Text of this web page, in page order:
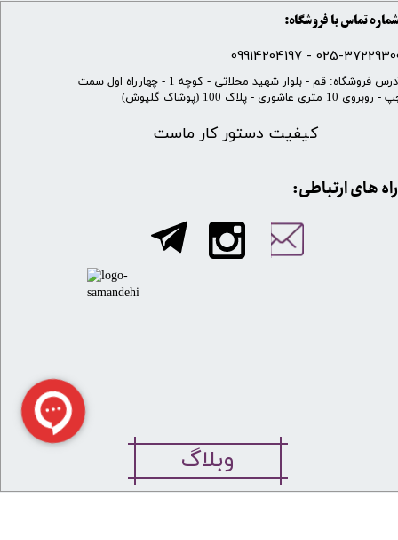
شماره تماس با فروشگاه:
025-37229300 -
کیفیت دستور کار ماست
​آدرس فروشگاه: قم - بلوار شهید محلاتی - کوچه 1 - چهارراه اول سمت
10 متری عاشوری - پلاک 100 (پوشاک گلپوش)
​​راه های ارتباطی:
وبلاگ